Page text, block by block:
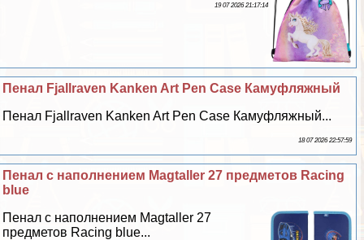
19 07 2026 21:17:14
Пенал Fjallraven Kanken Art Pen Case Камуфляжный
Пенал Fjallraven Kanken Art Pen Case Камуфляжный...
18 07 2026 22:57:59
Пенал с наполнением Magtaller 27 предметов Racing
blue
Пенал с наполнением Magtaller 27
предметов Racing blue...